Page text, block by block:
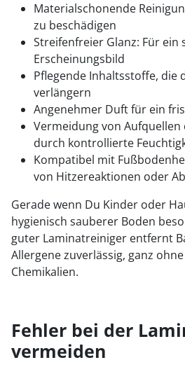
Materialschonende
zu beschädigen
Streifenfreier Glanz: Für ein
Erscheinungsbild
Pflegende Inhaltsstoffe, die
verlängern
Angenehmer Duft für ein
Vermeidung von
durch kontrollierte
Kompatibel mit
von Hitzereaktionen oder
Gerade wenn Du Kinder oder
hygienisch sauberer Boden
guter Laminatreiniger entfernt
Allergene zuverlässig, ganz
Chemikalien.
Fehler bei der
vermeiden